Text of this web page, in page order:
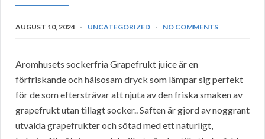
AUGUST 10, 2024 UNCATEGORIZED NO COMMENTS
Aromhusets sockerfria Grapefrukt juice är en
förfriskande och hälsosam dryck som lämpar sig perfekt
för de som eftersträvar att njuta av den friska smaken av
grapefrukt utan tillagt socker.. Saften är gjord av noggrant
utvalda grapefrukter och sötad med ett naturligt,